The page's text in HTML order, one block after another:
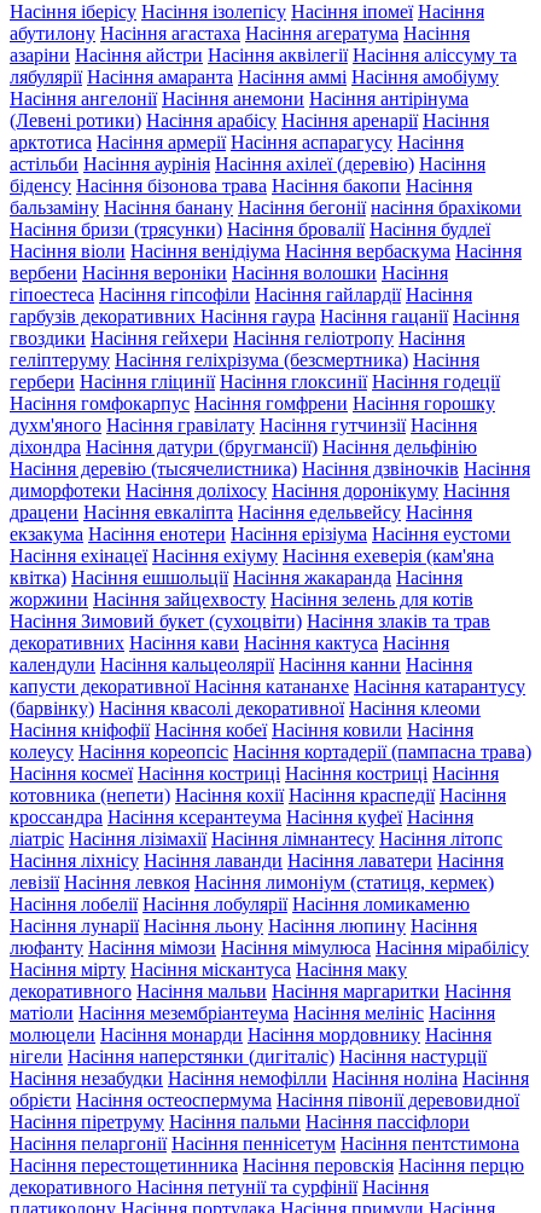
Насіння іберісу Насіння ізолепісу Насіння іпомеї Насіння
абутилону Насіння агастаха Насіння агератума Насіння
азаріни Насіння айстри Насіння аквілегії Насіння аліссуму та
лябулярії Насіння амаранта Насіння аммі Насіння амобіуму
Насіння ангелонії Насіння анемони Насіння антірінума
(Левені ротики) Насіння арабісу Насіння аренарії Насіння
арктотиса Насіння армерії Насіння аспарагусу Насіння
астільби Насіння аурінія Насіння ахілеї (деревію) Насіння
біденсу Насіння бізонова трава Насіння бакопи Насіння
бальзаміну Насіння банану Насіння бегонії насіння брахікоми
Насіння бризи (трясунки) Насіння бровалії Насіння будлеї
Насіння віоли Насіння венідіума Насіння вербаскума Насіння
вербени Насіння вероніки Насіння волошки Насіння
гіпоестеса Насіння гіпсофіли Насіння гайлардії Насіння
гарбузів декоративних Насіння гаура Насіння гацанії Насіння
гвоздики Насіння гейхери Насіння геліотропу Насіння
геліптеруму Насіння геліхрізума (безсмертника) Насіння
гербери Насіння гліцинії Насіння глоксинії Насіння годеції
Насіння гомфокарпус Насіння гомфрени Насіння горошку
духм'яного Насіння гравілату Насіння гутчинзії Насіння
діхондра Насіння датури (бругмансії) Насіння дельфінію
Насіння деревію (тысячелистника) Насіння дзвіночків Насіння
диморфотеки Насіння доліхосу Насіння доронікуму Насіння
драцени Насіння евкаліпта Насіння едельвейсу Насіння
екзакума Насіння енотери Насіння ерізіума Насіння еустоми
Насіння ехінацеї Насіння ехіуму Насіння ехеверія (кам'яна
квітка) Насіння ешшольції Насіння жакаранда Насіння
жоржини Насіння зайцехвосту Насіння зелень для котів
Насіння Зимовий букет (сухоцвіти) Насіння злаків та трав
декоративних Насіння кави Насіння кактуса Насіння
календули Насіння кальцеолярії Насіння канни Насіння
капусти декоративноїНасіння катананхе Насіння катарантусу
(барвінку) Насіння квасолі декоративної Насіння клеоми
Насіння кніфофії Насіння кобеї Насіння ковили Насіння
колеусу Насіння кореопсіс Насіння кортадерії (пампасна трава)
Насіння космеї Насіння костриці Насіння костриці Насіння
котовника (непети) Насіння кохії Насіння краспедії Насіння
кроссандра Насіння ксерантеума Насіння куфеї Насіння
ліатріс Насіння лізімахії Насіння лімнантесу Насіння літопс
Насіння ліхнісу Насіння лаванди Насіння лаватери Насіння
левізії Насіння левкоя Насіння лимоніум (статиця, кермек)
Насіння лобелії Насіння лобулярії Насіння ломикаменю
Насіння лунарії Насіння льону Насіння люпину Насіння
люфанту Насіння мімози Насіння мімулюса Насіння мірабілісу
Насіння мірту Насіння міскантуса Насіння маку
декоративного Насіння мальви Насіння маргаритки Насіння
матіоли Насіння мезембріантеума Насіння мелініс Насіння
молюцели Насіння монарди Насіння мордовнику Насіння
нігели Насіння наперстянки (дигіталіс) Насіння настурції
Насіння незабудки Насіння немофілли Насіння ноліна Насіння
обрієти Насіння остеоспермума Насіння півонії деревовидної
Насіння піретруму Насіння пальми Насіння пассіфлори
Насіння пеларгонії Насіння пеннісетум Насіння пентстимона
Насіння перестощетинника Насіння перовскія Насіння перцю
декоративного Насіння петунії та сурфінії Насіння